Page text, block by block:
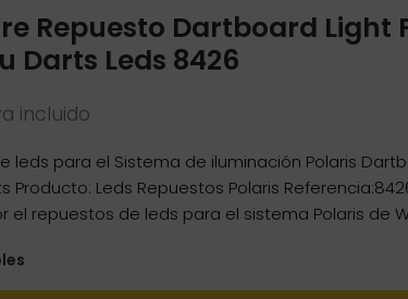
Repuesto Dartboard Light
Darts Leds 8426
incluido
leds para el Sistema de iluminación Polaris
Producto: Leds Repuestos Polaris
el repuestos de leds para el sistema Polaris de